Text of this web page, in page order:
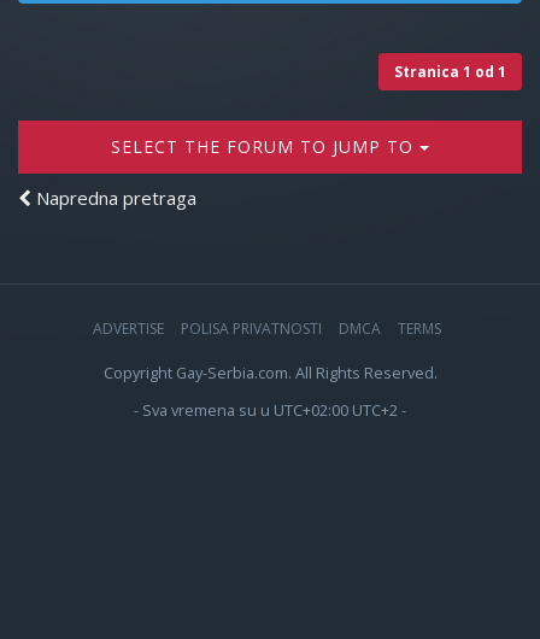
Stranica 1 od 1
SELECT THE FORUM TO JUMP TO
Napredna pretraga
ADVERTISE POLISA PRIVATNOSTI DMCA TERMS
Copyright Gay-Serbia.com. All Rights Reserved.
- Sva vremena su u UTC+02:00 UTC+2 -